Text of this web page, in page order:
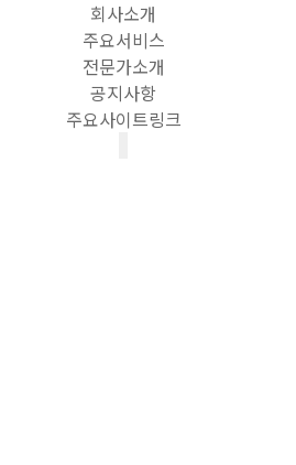
회사소개
주요서비스
전문가소개
공지사항
주요사이트링크